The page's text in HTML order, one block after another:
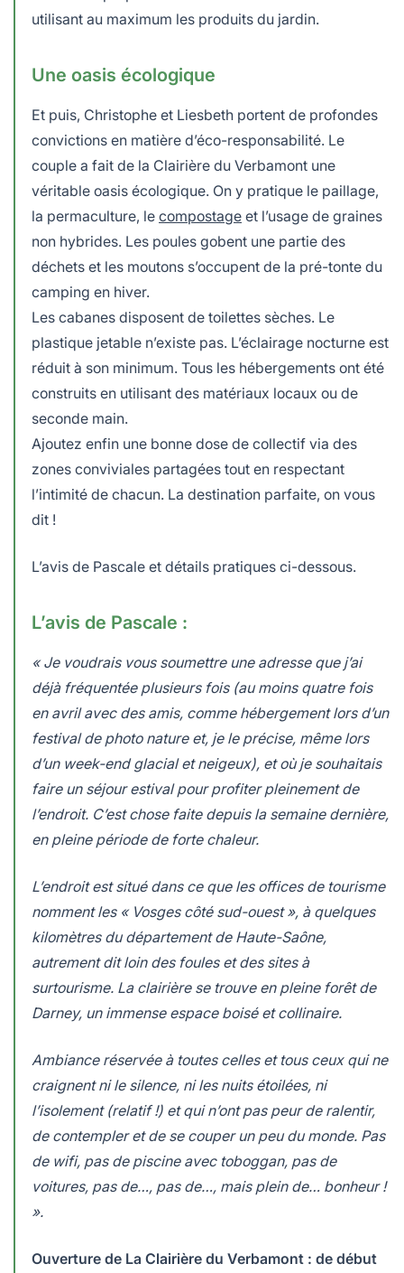
utilisant au maximum les produits du jardin.
Une oasis écologique
Et puis, Christophe et Liesbeth portent de profondes
convictions en matière d’éco-responsabilité. Le
couple a fait de la Clairière du Verbamont une
véritable oasis écologique. On y pratique le paillage,
la permaculture, le compostage et l’usage de graines
non hybrides. Les poules gobent une partie des
déchets et les moutons s’occupent de la pré-tonte du
camping en hiver.
Les cabanes disposent de toilettes sèches. Le
plastique jetable n’existe pas. L’éclairage nocturne est
réduit à son minimum. Tous les hébergements ont été
construits en utilisant des matériaux locaux ou de
seconde main.
Ajoutez enfin une bonne dose de collectif via des
zones conviviales partagées tout en respectant
l’intimité de chacun. La destination parfaite, on vous
dit !
L’avis de Pascale et détails pratiques ci-dessous.
L’avis de Pascale :
« Je voudrais vous soumettre une adresse que j’ai
déjà fréquentée plusieurs fois (au moins quatre fois
en avril avec des amis, comme hébergement lors d’un
festival de photo nature et, je le précise, même lors
d’un week-end glacial et neigeux), et où je souhaitais
faire un séjour estival pour profiter pleinement de
l’endroit. C’est chose faite depuis la semaine dernière,
en pleine période de forte chaleur.
L’endroit est situé dans ce que les offices de tourisme
nomment les « Vosges côté sud-ouest », à quelques
kilomètres du département de Haute-Saône,
autrement dit loin des foules et des sites à
surtourisme. La clairière se trouve en pleine forêt de
Darney, un immense espace boisé et collinaire.
Ambiance réservée à toutes celles et tous ceux qui ne
craignent ni le silence, ni les nuits étoilées, ni
l’isolement (relatif !) et qui n’ont pas peur de ralentir,
de contempler et de se couper un peu du monde. Pas
de wifi, pas de piscine avec toboggan, pas de
voitures, pas de…, pas de…, mais plein de… bonheur !
».
Ouverture de La Clairière du Verbamont : de début